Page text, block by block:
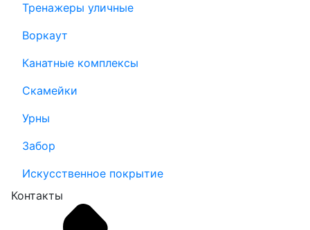
Тренажеры уличные
Воркаут
Канатные комплексы
Скамейки
Урны
Забор
Искусственное покрытие
Контакты